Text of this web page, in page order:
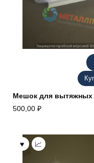
Мешок для вытяжных
500,00 ₽